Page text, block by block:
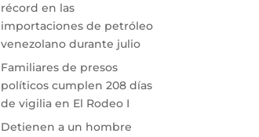
récord en las
importaciones de petróleo
venezolano durante julio
Familiares de presos
políticos cumplen 208 días
de vigilia en El Rodeo I
Detienen a un hombre